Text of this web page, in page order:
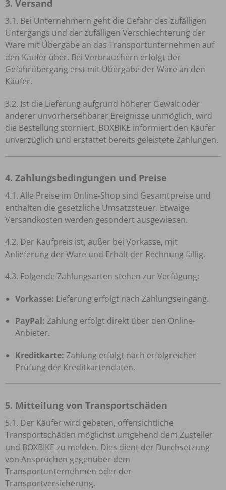
3. Versand
3.1. Bei Unternehmern geht die Gefahr des zufälligen
Untergangs und der zufälligen Verschlechterung der
Ware mit Übergabe an das Transportunternehmen auf
den Käufer über. Bei Verbrauchern erfolgt der
Gefahrübergang erst mit Übergabe der Ware an den
Käufer.
3.2. Ist die Lieferung aufgrund höherer Gewalt oder
anderer unvorhersehbarer Ereignisse unmöglich, wird
die Bestellung storniert. BOXBIKE informiert den Käufer
unverzüglich und erstattet bereits geleistete Zahlungen.
4. Zahlungsbedingungen und Preise
4.1. Alle Preise im Online-Shop sind Gesamtpreise und
enthalten die gesetzliche Umsatzsteuer. Etwaige
Versandkosten werden gesondert ausgewiesen.
4.2. Der Kaufpreis ist, außer bei Vorkasse, mit
Anlieferung der Ware und Erhalt der Rechnung fällig.
4.3. Folgende Zahlungsarten stehen zur Verfügung:
Vorkasse: Lieferung erfolgt nach Zahlungseingang.
PayPal: Zahlung erfolgt direkt über den Online-
Anbieter.
Kreditkarte: Zahlung erfolgt nach erfolgreicher
Prüfung der Kreditkartendaten.
5. Mitteilung von Transportschäden
5.1. Der Käufer wird gebeten, offensichtliche
Transportschäden möglichst umgehend dem Zusteller
und BOXBIKE zu melden. Dies dient der Durchsetzung
von Ansprüchen gegenüber dem
Transportunternehmen oder der
Transportversicherung.